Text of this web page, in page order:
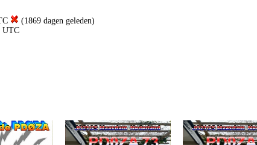
(1869 dagen geleden)
UTC